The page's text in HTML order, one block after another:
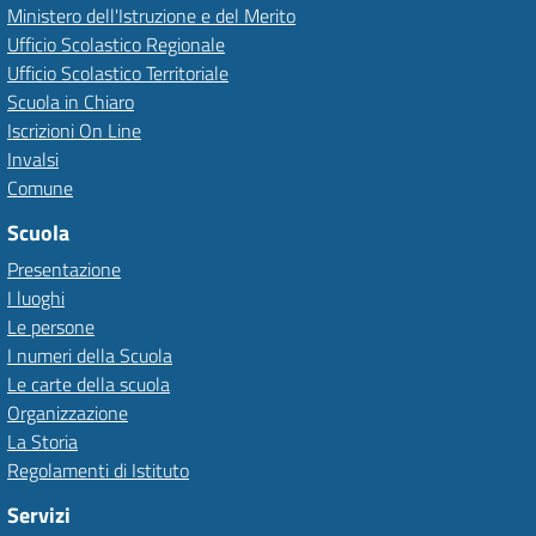
Ministero dell'Istruzione e del Merito
Ufficio Scolastico Regionale
Ufficio Scolastico Territoriale
Scuola in Chiaro
Iscrizioni On Line
Invalsi
Comune
Scuola
Presentazione
I luoghi
Le persone
I numeri della Scuola
Le carte della scuola
Organizzazione
La Storia
Regolamenti di Istituto
Servizi